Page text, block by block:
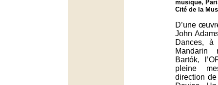
musique,
Cité de la
D’une
John
Dances,
Mandarin
Bartók,
pleine
direction